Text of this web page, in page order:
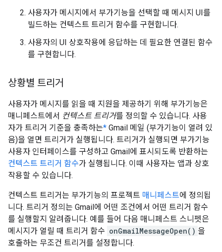
사용자가 메시지에서 부가기능을 선택할 때 메시지 UI를
빌드하는 컨텍스트 트리거 함수를 구현합니다.
사용자의 UI 상호작용에 응답하는 데 필요한 연결된 함수
를 구현합니다.
상황별 트리거
사용자가 메시지를 읽을 때 지원을 제공하기 위해 부가기능은
매니페스트에서 컨텍스트 트리거를 정의할 수 있습니다. 사용
자가 트리거 기준을 충족하는* Gmail 메일 (부가기능이 열려 있
음)을 열면 트리거가 실행됩니다. 트리거가 실행되면 부가기능
사용자 인터페이스를 구성하고 Gmail에 표시되도록 반환하는
컨텍스트 트리거 함수가 실행됩니다. 이때 사용자는 앱과 상호
작용할 수 있습니다.
컨텍스트 트리거는 부가기능의 프로젝트 매니페스트에 정의됩
니다. 트리거 정의는 Gmail에 어떤 조건에서 어떤 트리거 함수
를 실행할지 알려줍니다. 예를 들어 다음 매니페스트 스니펫은
메시지가 열릴 때 트리거 함수 onGmailMessageOpen() 을
호출하는 무조건 트리거를 설정합니다.